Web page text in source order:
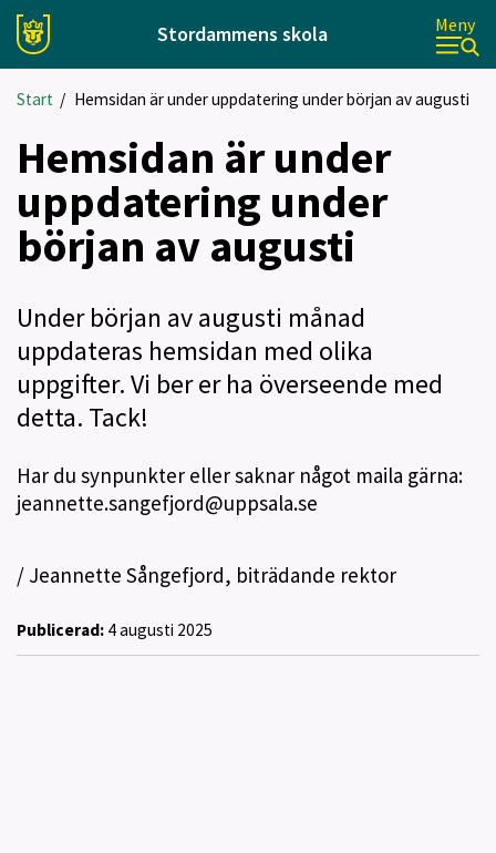
Stordammens skola Meny
Start / Hemsidan är under uppdatering under början av augusti
Hemsidan är under
uppdatering under
början av augusti
Under början av augusti månad
uppdateras hemsidan med olika
uppgifter. Vi ber er ha överseende med
detta. Tack!
Har du synpunkter eller saknar något maila gärna:
jeannette.sangefjord@uppsala.se
/ Jeannette Sångefjord, biträdande rektor
Publicerad: 4 augusti 2025